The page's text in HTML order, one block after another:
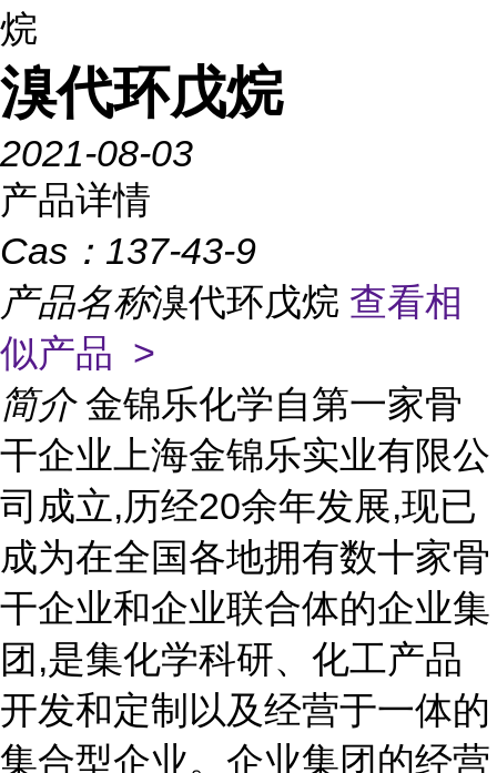
烷
溴代环戊烷
2021-08-03
产品详情
Cas： 137-43-9
产品名称溴代环戊烷 查看相
似产品 >
简介 金锦乐化学自第一家骨
干企业上海金锦乐实业有限公
司成立,历经20余年发展,现已
成为在全国各地拥有数十家骨
干企业和企业联合体的企业集
团,是集化学科研、化工产品
开发和定制以及经营于一体的
集合型企业。企业集团的经营